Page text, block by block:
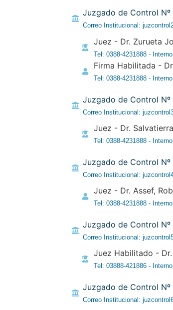
Juzgado de Control Nº
Correo Institucional:
Juez - Dr. Zurueta
Tel: 0388-4231888 -
Firma Habilitada -
Tel: 0388-4231888 -
Juzgado de Control Nº
Correo Institucional:
Juez - Dr.
Tel: 0388-4231888 -
Juzgado de Control Nº
Correo Institucional:
Juez - Dr. Assef,
Tel: 0388-4231888 -
Juzgado de Control Nº
Correo Institucional:
Juez Habilitado -
Tel: 03888-421886 -
Juzgado de Control Nº
Correo Institucional: